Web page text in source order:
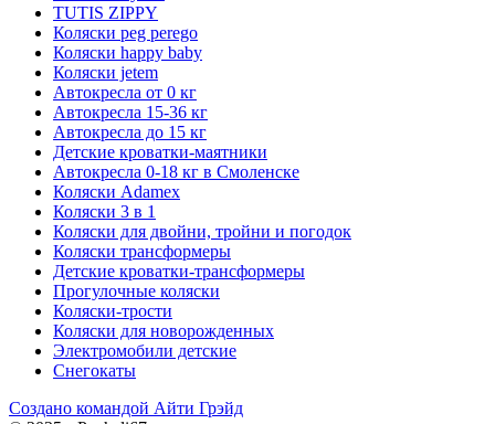
TUTIS ZIPPY
Коляски peg perego
Коляски happy baby
Коляски jetem
Автокресла от 0 кг
Автокресла 15-36 кг
Автокресла до 15 кг
Детские кроватки-маятники
Автокресла 0-18 кг в Смоленске
Коляски Adamex
Коляски 3 в 1
Коляски для двойни, тройни и погодок
Коляски трансформеры
Детские кроватки-трансформеры
Прогулочные коляски
Коляски-трости
Коляски для новорожденных
Электромобили детские
Снегокаты
Создано командой Айти Грэйд